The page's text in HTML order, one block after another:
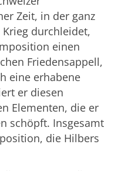
Zeit, in der ganz
durchleidet,
einen
Friedensappell,
eine erhabene
er diesen
Elementen, die er
schöpft. Insgesamt
die Hilbers